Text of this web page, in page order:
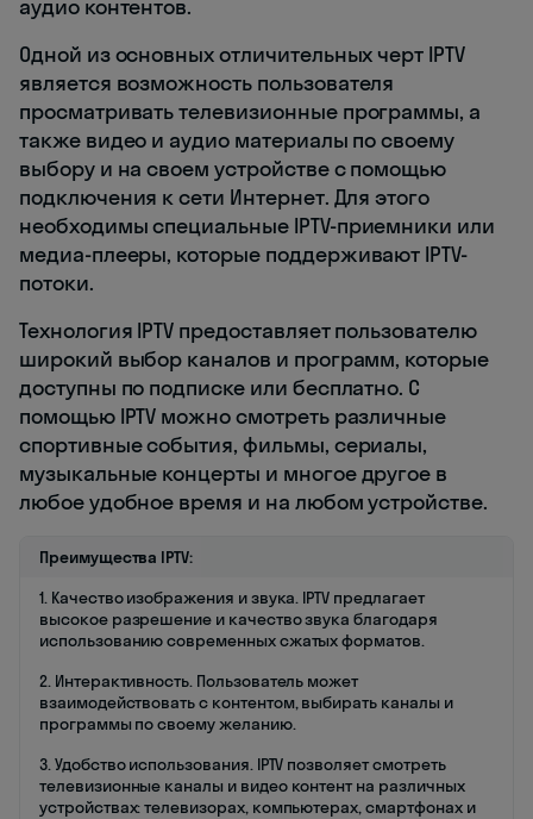
аудио контентов.
Одной из основных отличительных черт IPTV
является возможность пользователя
просматривать телевизионные программы, а
также видео и аудио материалы по своему
выбору и на своем устройстве с помощью
подключения к сети Интернет. Для этого
необходимы специальные IPTV-приемники или
медиа-плееры, которые поддерживают IPTV-
потоки.
Технология IPTV предоставляет пользователю
широкий выбор каналов и программ, которые
доступны по подписке или бесплатно. С
помощью IPTV можно смотреть различные
спортивные события, фильмы, сериалы,
музыкальные концерты и многое другое в
любое удобное время и на любом устройстве.
Преимущества IPTV:
1. Качество изображения и звука. IPTV предлагает
высокое разрешение и качество звука благодаря
использованию современных сжатых форматов.
2. Интерактивность. Пользователь может
взаимодействовать с контентом, выбирать каналы и
программы по своему желанию.
3. Удобство использования. IPTV позволяет смотреть
телевизионные каналы и видео контент на различных
устройствах: телевизорах, компьютерах, смартфонах и